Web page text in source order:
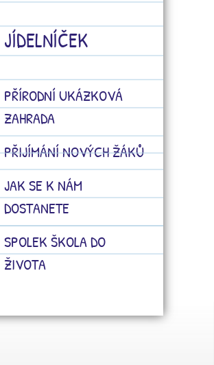
JÍDELNÍČEK
PŘÍRODNÍ UKÁZKOVÁ
ZAHRADA
PŘIJÍMÁNÍ NOVÝCH ŽÁKŮ
JAK SE K NÁM
DOSTANETE
SPOLEK ŠKOLA DO
ŽIVOTA